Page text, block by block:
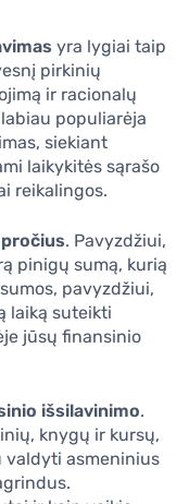
yra lygiai taip
pirkinių
ir racionalų
populiarėja
siekiant
laikykitės sąrašo
reikalingos.
. Pavyzdžiui,
pinigų sumą, kurią
pavyzdžiui,
laiką suteikti
jūsų finansinio
išsilavinimo.
knygų ir kursų,
valdyti asmeninius